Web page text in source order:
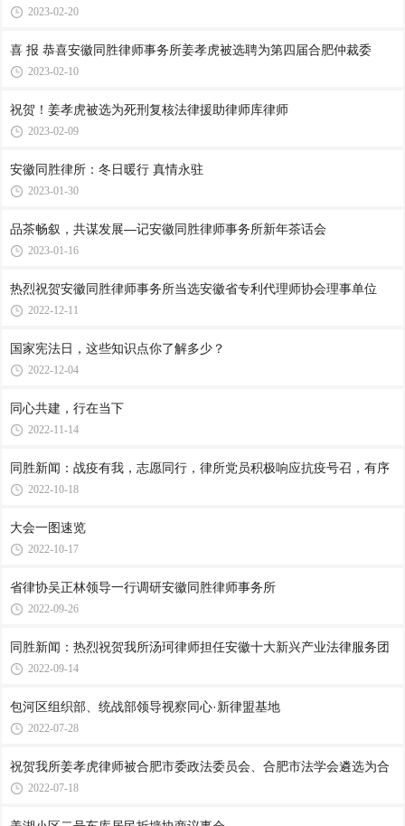
2023-02-20
喜 报 恭喜安徽同胜律师事务所姜孝虎被选聘为第四届合肥仲裁委
2023-02-10
祝贺！姜孝虎被选为死刑复核法律援助律师库律师
2023-02-09
安徽同胜律所：冬日暖行 真情永驻
2023-01-30
品茶畅叙，共谋发展—记安徽同胜律师事务所新年茶话会
2023-01-16
热烈祝贺安徽同胜律师事务所当选安徽省专利代理师协会理事单位
2022-12-11
国家宪法日，这些知识点你了解多少？
2022-12-04
同心共建，行在当下
2022-11-14
同胜新闻：战疫有我，志愿同行，律所党员积极响应抗疫号召，有序
2022-10-18
大会一图速览
2022-10-17
省律协吴正林领导一行调研安徽同胜律师事务所
2022-09-26
同胜新闻：热烈祝贺我所汤珂律师担任安徽十大新兴产业法律服务团
2022-09-14
包河区组织部、统战部领导视察同心·新律盟基地
2022-07-28
祝贺我所姜孝虎律师被合肥市委政法委员会、合肥市法学会遴选为合
2022-07-18